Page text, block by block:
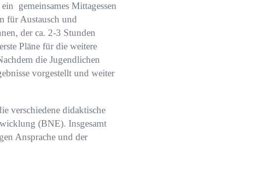
gemeinsames Mittagessen
für Austausch und
der ca. 2-3 Stunden
Pläne für die weitere
die Jugendlichen
vorgestellt und weiter
verschiedene didaktische
(BNE). Insgesamt
Ansprache und der